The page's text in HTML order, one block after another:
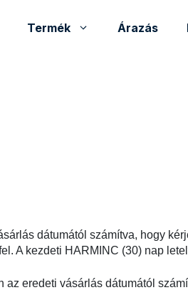
Termék Árazás
dátumától számítva, hogy
A kezdeti HARMINC (30) nap
az eredeti vásárlás dátumától